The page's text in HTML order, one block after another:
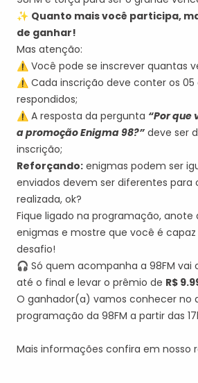
✨ Quanto mais você participa,
de ganhar!
Mas atenção:
⚠️ Você pode se inscrever quantas
⚠️ Cada inscrição deve conter os 05
respondidos;
⚠️ A resposta da pergunta “Por que
a promoção Enigma 98?” deve ser
inscrição;
Reforçando: enigmas podem ser
enviados devem ser diferentes para
realizada, ok?
Fique ligado na programação, anote
enigmas e mostre que você é capaz
desafio!
🎧 Só quem acompanha a 98FM vai
até o final e levar o prêmio de R$
O ganhador(a) vamos conhecer no
programação da 98FM a partir das
Mais informações confira em nosso